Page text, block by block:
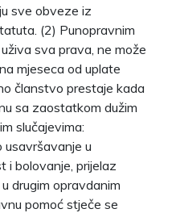
sve obveze iz
(2) Punopravnim
sva prava, ne može
mjeseca od uplate
članstvo prestaje kada
sa zaostatkom dužim
slučajevima:
usavršavanje u
i bolovanje, prijelaz
drugim opravdanim
pomoć stječe se